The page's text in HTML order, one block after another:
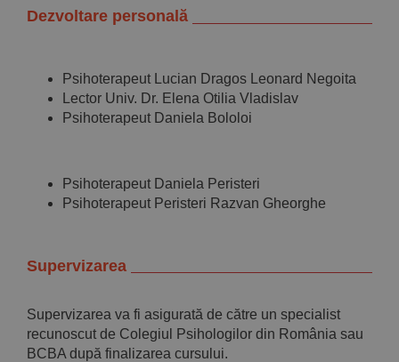
Dezvoltare personală
Psihoterapeut Lucian Dragos Leonard Negoita
Lector Univ. Dr. Elena Otilia Vladislav
Psihoterapeut Daniela Bololoi
Psihoterapeut Daniela Peristeri
Psihoterapeut Peristeri Razvan Gheorghe
Supervizarea
Supervizarea va fi asigurată de către un specialist
recunoscut de Colegiul Psihologilor din România sau
BCBA după finalizarea cursului.